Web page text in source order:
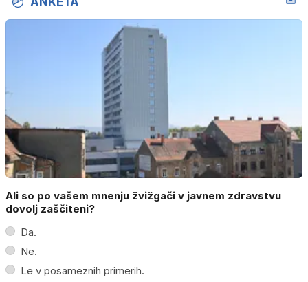
Ali so po vašem mnenju žvižgači v javnem zdravstvu
dovolj zaščiteni?
Da.
Ne.
Le v posameznih primerih.